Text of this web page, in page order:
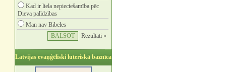
Kad ir liela nepieciešamība pēc
Dieva palīdzības
Man nav Bībeles
Rezultāti »
Latvijas evaņģēliski luteriskā baznīca